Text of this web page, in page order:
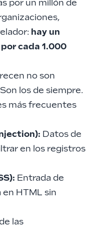
por un millón de
hay un
cada 1.000
no son
los de siempre.
más frecuentes
Datos de
en los registros
Entrada de
HTML sin
las